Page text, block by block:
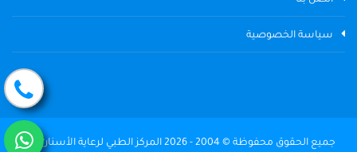
سياسة الخصوصية
جميع الحقوق محفوظة © 2004 - 2026 المركز الطبي لرعاية الأسنان The